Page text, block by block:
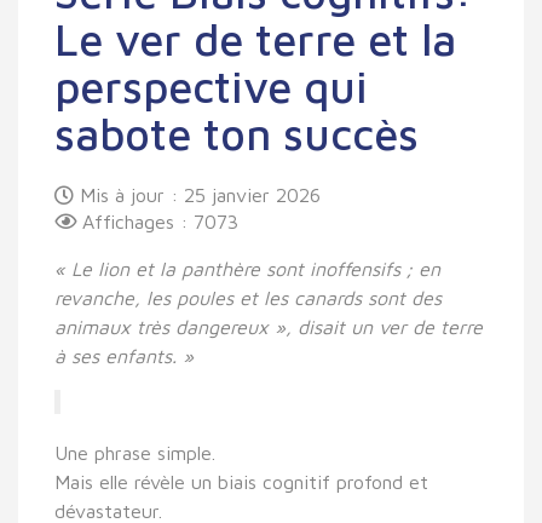
Le ver de terre et la
perspective qui
sabote ton succès
Mis à jour : 25 janvier 2026
Affichages : 7073
« Le lion et la panthère sont inoffensifs ; en
revanche, les poules et les canards sont des
animaux très dangereux », disait un ver de terre
à ses enfants. »
Une phrase simple.
Mais elle révèle un biais cognitif profond et
dévastateur.